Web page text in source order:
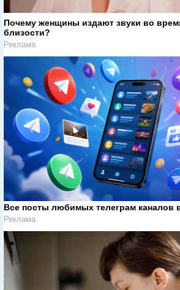
Почему женщины издают звуки во
близости?
Реклама
Все посты любимых телеграм каналов
Реклама